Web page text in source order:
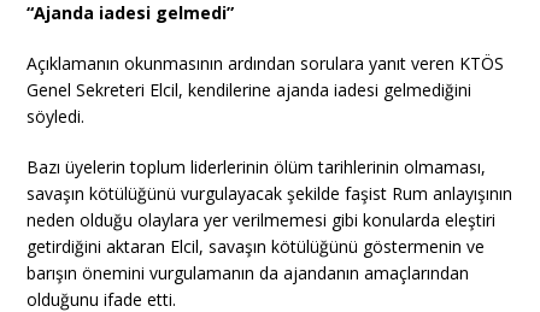
“Ajanda iadesi gelmedi”
Açıklamanın okunmasının ardından sorulara yanıt veren KTÖS
Genel Sekreteri Elcil, kendilerine ajanda iadesi gelmediğini
söyledi.
Bazı üyelerin toplum liderlerinin ölüm tarihlerinin olmaması,
savaşın kötülüğünü vurgulayacak şekilde faşist Rum anlayışının
neden olduğu olaylara yer verilmemesi gibi konularda eleştiri
getirdiğini aktaran Elcil, savaşın kötülüğünü göstermenin ve
barışın önemini vurgulamanın da ajandanın amaçlarından
olduğunu ifade etti.